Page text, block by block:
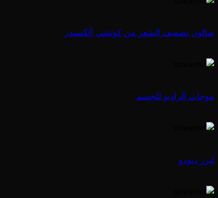
صالون تصفيف الشعر من كوتشي ألكسندر
موجات الراديو للجسم
ليزر ديودو